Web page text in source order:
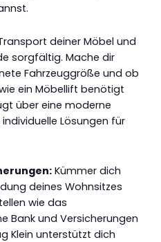
deiner Möbel und
sorgfältig. Mache dir
Fahrzeuggröße und ob
ein Möbellift benötigt
über eine moderne
Lösungen für
Kümmer dich
deines Wohnsitzes
wie das
Bank und Versicherungen
Klein unterstützt dich